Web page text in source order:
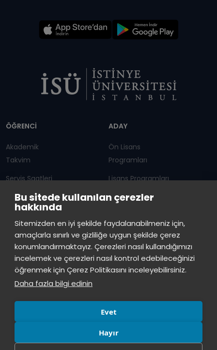
Bu sitede kullanılan çerezler
hakkında
Sitemizden en iyi şekilde faydalanabilmeniz için,
amaçlarla sınırlı ve gizliliğe uygun şekilde çerez
konumlandırmaktayız. Çerezleri nasıl kullandığımızı
incelemek ve çerezleri nasıl kontrol edebileceğinizi
öğrenmek için Çerez Politikasını inceleyebilirsiniz.
Daha fazla bilgi edinin
Evet
Hayır
ÖĞRENCİ
Akademik
Takvim
Servis Saatleri
Duyurular
ADAY
Ön Lisans
Programları
Lisans Programları
Lisansüstü
İSTİNYE
Basın
Kiti
İhaleler İstinye Post Kampüslerimiz
çevrimiçi
İstinye Üniversitesi
Merhaba! Size nasıl yardımcı
olabilirim?